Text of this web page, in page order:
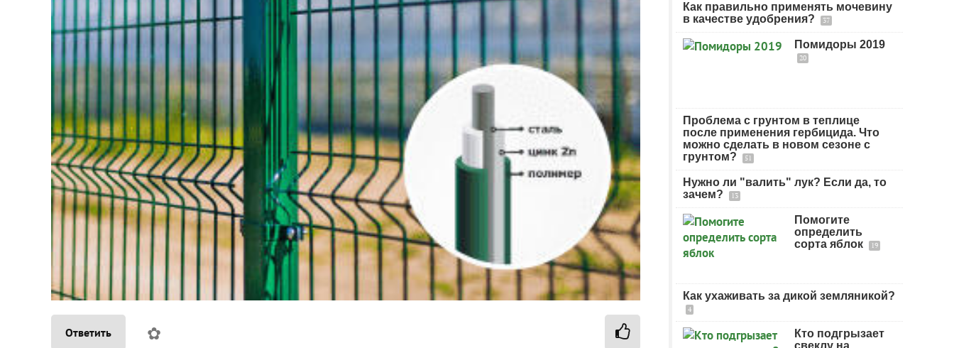
Ответить ✿
Как правильно применять мочевину
в качестве удобрения?
37
Помидоры 2019
20
Проблема с грунтом в теплице
после применения гербицида. Что
можно сделать в новом сезоне с
грунтом?
51
Нужно ли "валить" лук? Если да, то
зачем?
13
Помогите
определить
сорта яблок
19
Как ухаживать за дикой земляникой?
4
Кто подгрызает
свеклу на